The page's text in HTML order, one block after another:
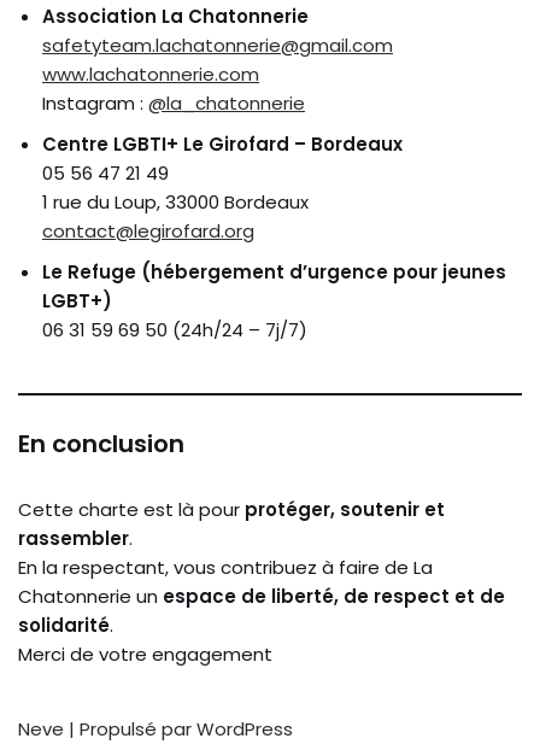
Association La Chatonnerie
safetyteam.lachatonnerie@gmail.com
www.lachatonnerie.com
Instagram : @la_chatonnerie
Centre LGBTI+ Le Girofard – Bordeaux
05 56 47 21 49
1 rue du Loup, 33000 Bordeaux
contact@legirofard.org
Le Refuge (hébergement d’urgence pour jeunes
LGBT+)
06 31 59 69 50 (24h/24 – 7j/7)
En conclusion
Cette charte est là pour protéger, soutenir et
rassembler.
En la respectant, vous contribuez à faire de La
Chatonnerie un espace de liberté, de respect et de
solidarité.
Merci de votre engagement
Neve | Propulsé parWordPress